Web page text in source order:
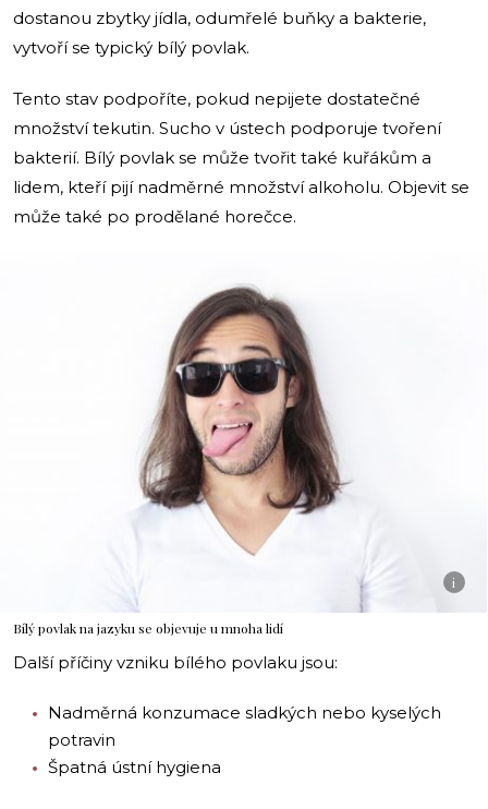
dostanou zbytky jídla, odumřelé buňky a bakterie,
vytvoří se typický bílý povlak.
Tento stav podpoříte, pokud nepijete dostatečné
množství tekutin. Sucho v ústech podporuje tvoření
bakterií. Bílý povlak se může tvořit také kuřákům a
lidem, kteří pijí nadměrné množství alkoholu. Objevit se
může také po prodělané horečce.
i
Bílý povlak na jazyku se objevuje u mnoha lidí
Další příčiny vzniku bílého povlaku jsou:
Nadměrná konzumace sladkých nebo kyselých
potravin
Špatná ústní hygiena